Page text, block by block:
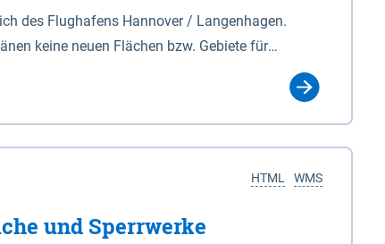
des Flughafens Hannover / Langenhagen.
keine neuen Flächen bzw. Gebiete für
WMS
HTML
und Sperrwerke